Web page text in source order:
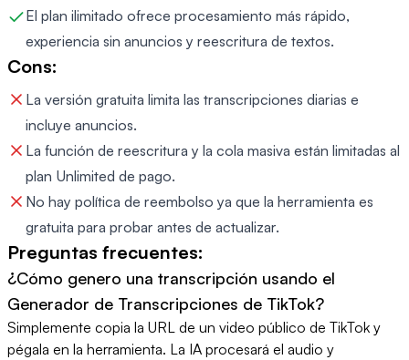
El plan ilimitado ofrece procesamiento más rápido,
experiencia sin anuncios y reescritura de textos.
Cons:
La versión gratuita limita las transcripciones diarias e
incluye anuncios.
La función de reescritura y la cola masiva están limitadas al
plan Unlimited de pago.
No hay política de reembolso ya que la herramienta es
gratuita para probar antes de actualizar.
Preguntas frecuentes:
¿Cómo genero una transcripción usando el
Generador de Transcripciones de TikTok?
Simplemente copia la URL de un video público de TikTok y
pégala en la herramienta. La IA procesará el audio y